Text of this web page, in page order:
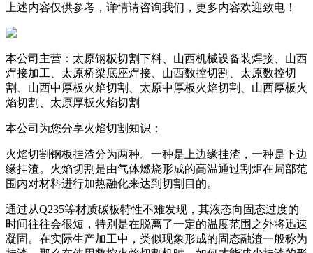
上述内容仅供参考，详情请咨询我们，更多内容欢迎致电！
本公司主营：太原钢板切割下料、山西机械设备装焊接、山西
焊接加工、太原桥梁底座焊接、山西数控切割、太原数控切
割、山西中厚板火焰切割、太原中厚板火焰切割、山西厚板火
焰切割、太原厚板火焰切割
本公司为您分享火焰切割知识：
火焰切割钢板挂渣分为两种。一种是上边缘挂渣，一种是下边
缘挂渣。火焰切割是由气体燃烧形成的高温通过割炬在局部范
围内对材料进行加热融化来达到切割目的。
通过从Q235等材质碳板特性不难发现，其液态向固态过度的
时间往往会很短，特别是在脱离了一定的温度范围之外将迅速
凝固。在实际生产加工中，类似现象形成的固态融渣一般称为